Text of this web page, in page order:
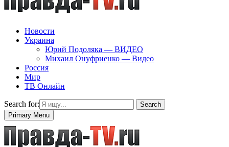
Новости
Украина
Юрий Подоляка — ВИДЕО
Михаил Онуфриенко — Видео
Россия
Мир
ТВ Онлайн
Search for:
Search
Primary Menu